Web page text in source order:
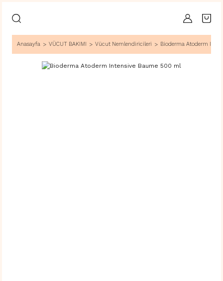
Anasayfa VÜCUT BAKIMI Vücut Nemlendiricileri Bioderma Atoderm